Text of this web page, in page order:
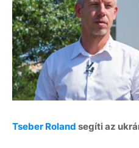
Tseber Roland segíti az